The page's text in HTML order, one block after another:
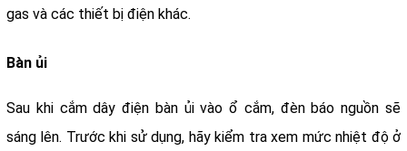
gas và các thiết bị điện khác.
Bàn ủi
Sau khi cắm dây điện bàn ủi vào ổ cắm, đèn báo nguồn sẽ
sáng lên. Trước khi sử dụng, hãy kiểm tra xem mức nhiệt độ ở